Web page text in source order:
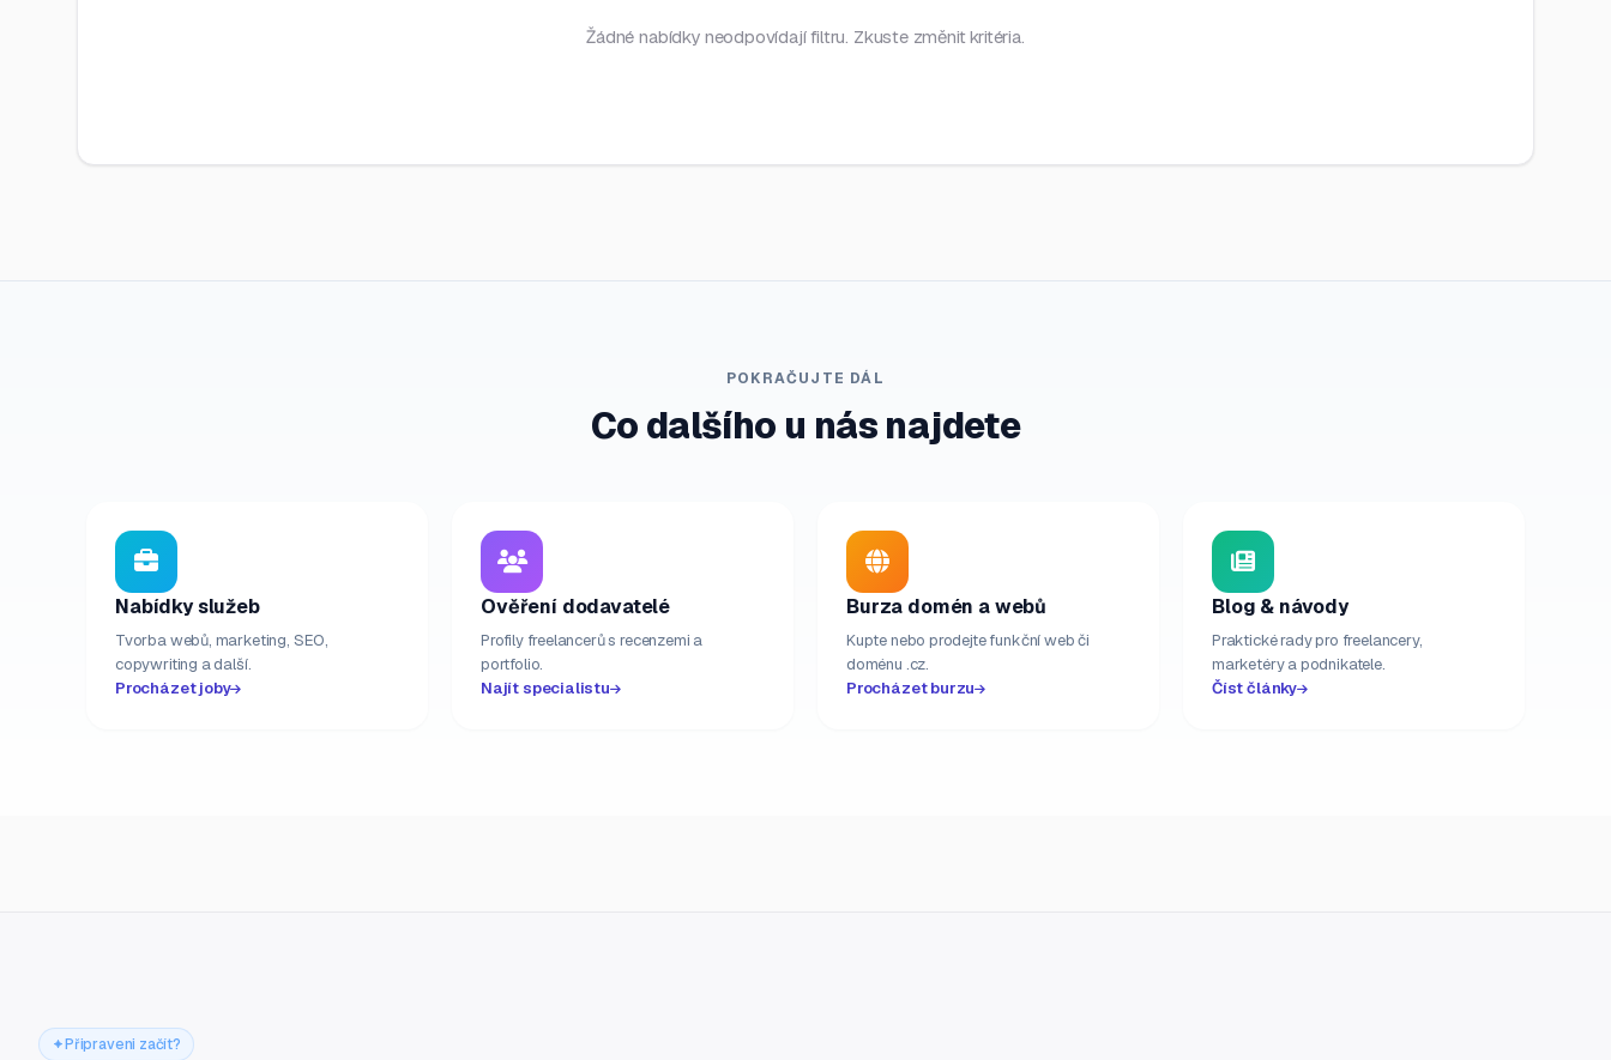
Žádné nabídky neodpovídají filtru. Zkuste změnit kritéria.
POKRAČUJTE DÁL
Co dalšího u nás najdete
Nabídky služeb
Tvorba webů, marketing, SEO,
copywriting a další.
Procházet joby
Ověření dodavatelé
Profily freelancerů s recenzemi a
portfolio.
Najít specialistu
Burza domén a webů
Kupte nebo prodejte funkční web či
doménu .cz.
Procházet burzu
Blog & návody
Praktické rady pro freelancery,
marketéry a podnikatele.
Číst články
Připraveni začít?